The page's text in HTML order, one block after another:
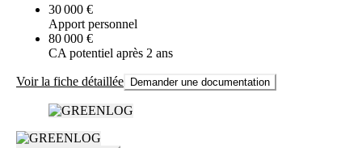
30 000 €
Apport personnel
80 000 €
CA potentiel après 2 ans
Voir la fiche détaillée Demander une documentation